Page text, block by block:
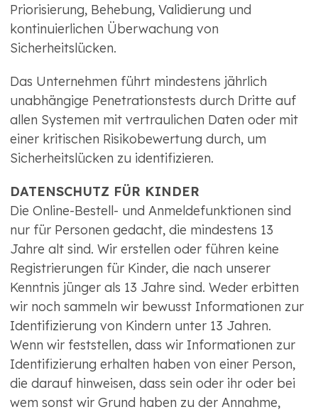
Priorisierung, Behebung, Validierung und
kontinuierlichen Überwachung von
Sicherheitslücken.
Das Unternehmen führt mindestens jährlich
unabhängige Penetrationstests durch Dritte auf
allen Systemen mit vertraulichen Daten oder mit
einer kritischen Risikobewertung durch, um
Sicherheitslücken zu identifizieren.
DATENSCHUTZ FÜR KINDER
Die Online-Bestell- und Anmeldefunktionen sind
nur für Personen gedacht, die mindestens 13
Jahre alt sind. Wir erstellen oder führen keine
Registrierungen für Kinder, die nach unserer
Kenntnis jünger als 13 Jahre sind. Weder erbitten
wir noch sammeln wir bewusst Informationen zur
Identifizierung von Kindern unter 13 Jahren.
Wenn wir feststellen, dass wir Informationen zur
Identifizierung erhalten haben von einer Person,
die darauf hinweisen, dass sein oder ihr oder bei
wem sonst wir Grund haben zu der Annahme,